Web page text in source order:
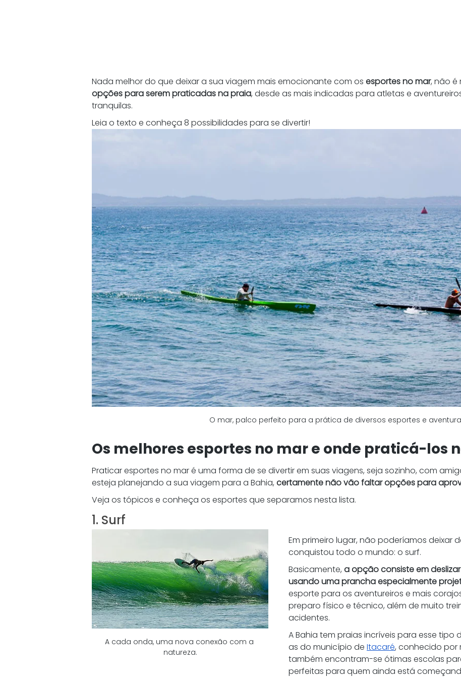
Nada melhor do que deixar a sua viagem mais emocionante com os esportes no mar, não é
opções para serem praticadas na praia, desde as mais indicadas para atletas e
tranquilas.
Leia o texto e conheça 8 possibilidades para se divertir!
O mar, palco perfeito para a prática de diversos esportes e
Os melhores esportes no mar e onde praticá-los
Praticar esportes no mar é uma forma de se divertir em suas viagens, seja sozinho, com
esteja planejando a sua viagem para a Bahia, certamente não vão faltar opções para
Veja os tópicos e conheça os esportes que separamos nesta lista.
1. Surf
A cada onda, uma nova conexão com a
natureza.
Em primeiro lugar, não poderíamos deixar
conquistou todo o mundo: o surf.
Basicamente, a opção consiste em
usando uma prancha especialmente
esporte para os aventureiros e mais
preparo físico e técnico, além de muito
acidentes.
A Bahia tem praias incríveis para esse tipo
as do município de Itacaré, conhecido por
também encontram-se ótimas escolas
perfeitas para quem ainda está